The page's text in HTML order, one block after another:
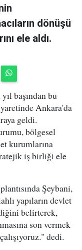
dönüşü
ele aldı.
başından bu
Ankara'da
geldi.
bölgesel
kurumlarına
iş birliği ele
Şeybani,
yapıların devlet
belirterek,
son vermek
dedi.